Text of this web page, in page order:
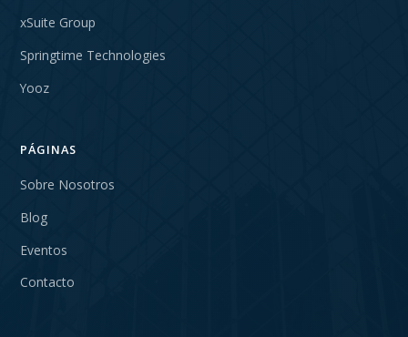
xSuite Group
Springtime Technologies
Yooz
PÁGINAS
Sobre Nosotros
Blog
Eventos
Contacto